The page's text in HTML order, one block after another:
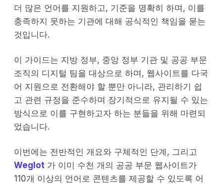
더 많은 언어를 지원하고, 기준을 명확히 하며, 이를
충족하지 못하는 기관에 대해 공식적인 책임을 묻는
것입니다.
이 가이드는 지방 정부, 중앙 정부 기관 및 공공 부문
조직의 디지털 팀을 대상으로 하며, 웹사이트를 다국
어 지원으로 전환해야 할 뿐만 아니라, 관리하기 쉽
고 관련 규정을 준수하며 장기적으로 유지될 수 있는
방식으로 이를 구현하고자 하는 분들을 위해 마련되
었습니다.
이번에는 전반적인 개요와 구체적인 단계, 그리고
Weglot 가 이미 수천 개의 공공 부문 웹사이트가
110개 이상의 언어로 콘텐츠를 제공할 수 있도록 어